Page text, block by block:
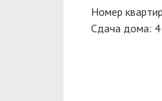
Номер
Сдача дома: 4